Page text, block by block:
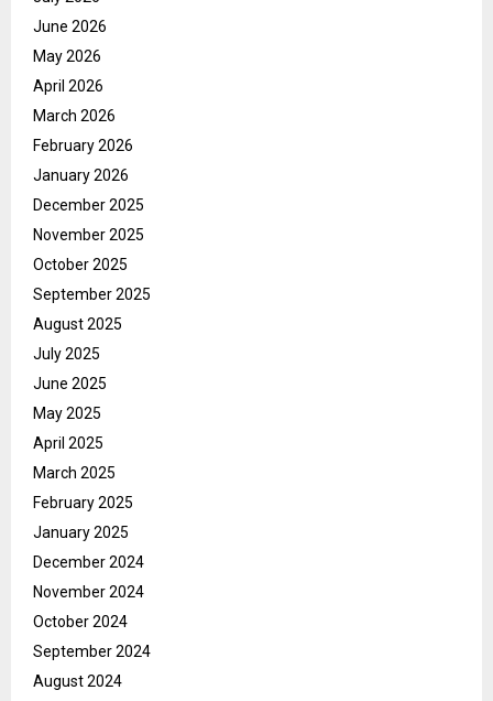
June 2026
May 2026
April 2026
March 2026
February 2026
January 2026
December 2025
November 2025
October 2025
September 2025
August 2025
July 2025
June 2025
May 2025
April 2025
March 2025
February 2025
January 2025
December 2024
November 2024
October 2024
September 2024
August 2024